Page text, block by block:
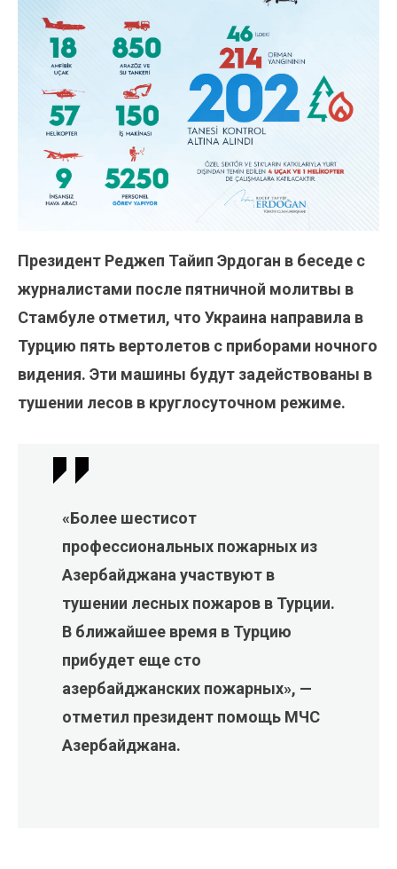
Президент Реджеп Тайип Эрдоган в беседе с
журналистами после пятничной молитвы в
Стамбуле отметил, что Украина направила в
Турцию пять вертолетов с приборами ночного
видения. Эти машины будут задействованы в
тушении лесов в круглосуточном режиме.
«Более шестисот
профессиональных пожарных из
Азербайджана участвуют в
тушении лесных пожаров в Турции.
В ближайшее время в Турцию
прибудет еще сто
азербайджанских пожарных», —
отметил президент помощь МЧС
Азербайджана.